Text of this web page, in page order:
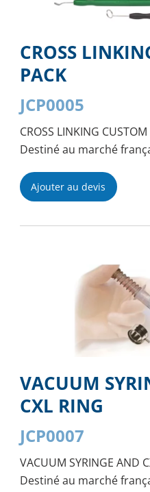
CROSS
PACK
JCP0005
CROSS LINKING
Destiné au marché
Ajouter au devis
VACUUM
CXL RING
JCP0007
VACUUM SYRINGE AND
Destiné au marché